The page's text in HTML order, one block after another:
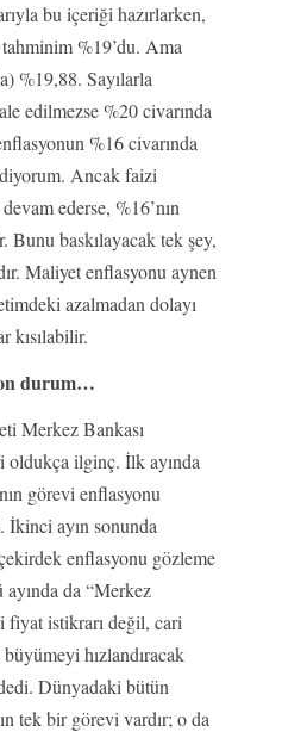
bu içeriği hazırlarken,
%19’du. Ama
%19,88. Sayılarla
edilmezse %20 civarında
%16 civarında
Ancak faizi
ederse, %16’nın
Bunu baskılayacak tek şey,
Maliyet enflasyonu aynen
azalmadan dolayı
kısılabilir.
durum…
Merkez Bankası
oldukça ilginç. İlk ayında
görevi enflasyonu
İkinci ayın sonunda
enflasyonu gözleme
ayında da “Merkez
fiyat istikrarı değil, cari
büyümeyi hızlandıracak
Dünyadaki bütün
tek bir görevi vardır; o da